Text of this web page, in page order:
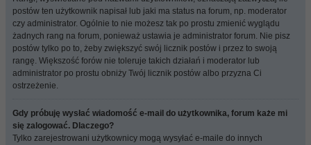
postów ten użytkownik napisał lub jaki ma status na forum, np. moderator
czy administrator. Ogólnie to nie możesz tak po prostu zmienić wyglądu
żadnych rang na forum, ponieważ ustawia je administrator forum. Nie pisz
postów tylko po to, żeby zwiększyć swój licznik postów i przez to swoją
rangę. Większość forów nie toleruje takich działań i moderator lub
administrator po prostu obniży Twój licznik postów albo przyzna Ci
ostrzeżenie.
Gdy próbuję wysłać wiadomość e-mail do użytkownika, forum każe mi
się zalogować. Dlaczego?
Tylko zarejestrowani użytkownicy mogą wysyłać e-maile do innych